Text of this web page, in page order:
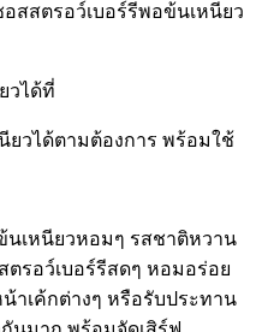
สสตรอว์เบอร์รีพอข้นเหนียว
ยวได้ตามต้องการ พร้อมใช้
นเหนียวหอมๆ รสชาติหวาน
รอว์เบอร์รีสดๆ หอมอร่อย
าเค้กต่างๆ หรือรับประทาน